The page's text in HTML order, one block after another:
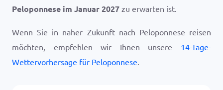
Peloponnese im Januar 2027 zu erwarten ist.
Wenn Sie in naher Zukunft nach Peloponnese reisen
möchten, empfehlen wir Ihnen unsere 14-Tage-
Wettervorhersage für Peloponnese.